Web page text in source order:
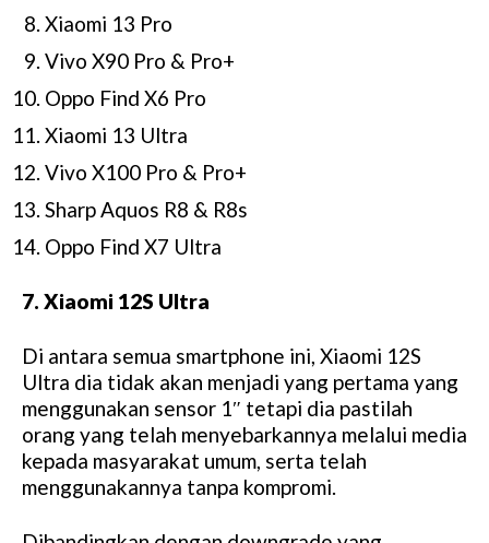
Xiaomi 13 Pro
Vivo X90 Pro & Pro+
Oppo Find X6 Pro
Xiaomi 13 Ultra
Vivo X100 Pro & Pro+
Sharp Aquos R8 & R8s
Oppo Find X7 Ultra
7. Xiaomi 12S Ultra
Di antara semua smartphone ini, Xiaomi 12S
Ultra dia tidak akan menjadi yang pertama yang
menggunakan sensor 1″ tetapi dia pastilah
orang yang telah menyebarkannya melalui media
kepada masyarakat umum, serta telah
menggunakannya tanpa kompromi.